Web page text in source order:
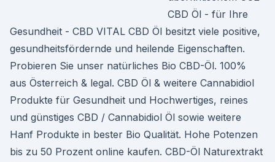
CBD Öl - für Ihre
Gesundheit - CBD VITAL CBD Öl besitzt viele positive,
gesundheitsfördernde und heilende Eigenschaften.
Probieren Sie unser natürliches Bio CBD-Öl. 100%
aus Österreich & legal. CBD Öl & weitere Cannabidiol
Produkte für Gesundheit und Hochwertiges, reines
und günstiges CBD / Cannabidiol Öl sowie weitere
Hanf Produkte in bester Bio Qualität. Hohe Potenzen
bis zu 50 Prozent online kaufen. CBD-Öl Naturextrakt